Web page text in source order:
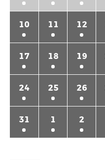
10 11 12
17 18 19
24 25 26
31 1 2